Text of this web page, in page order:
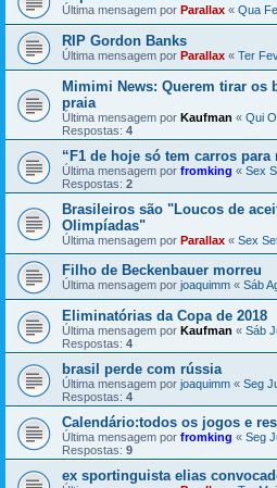
Última mensagem por Parallax « Qua
RIP Gordon Banks
Última mensagem por Parallax « Ter
Mimimi News: Querem tirar os
praia
Última mensagem por Kaufman « Qui
Respostas: 4
“F1 de hoje só tem carros
Última mensagem por fromking « Sex
Respostas: 2
Brasileiros são "Loucos de
Olimpíadas"
Última mensagem por Parallax « Sex
Filho de Beckenbauer morreu
Última mensagem por joaquimm « Sáb
Eliminatórias da Copa de 2018
Última mensagem por Kaufman « Sáb
Respostas: 4
brasil perde com rússia
Última mensagem por joaquimm « Seg
Respostas: 4
Calendário:todos os jogos e
Última mensagem por fromking « Seg
Respostas: 9
ex sportinguista elias